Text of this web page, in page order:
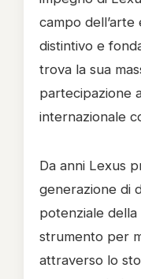
campo
distintivo e
trova la sua
partecipazione
internazionale
Da anni Lexus
generazione di
potenziale
strumento per
attraverso lo